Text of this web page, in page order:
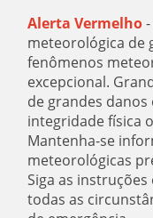
Alerta Vermelho
meteorológica de
fenômenos
excepcional.
de grandes danos
integridade física
Mantenha-se
meteorológicas
Siga as
todas as